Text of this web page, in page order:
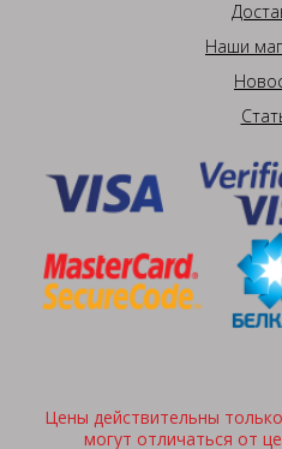
Наши
Цены действительны
могут отличаться от